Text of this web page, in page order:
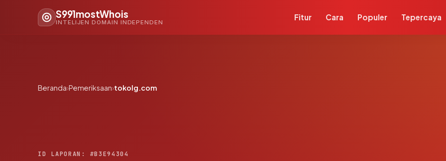
S991mostWhois
INTELIJEN DOMAIN INDEPENDEN
Fitur Cara Populer Tepercaya
Beranda›Pemeriksaan›tokolg.com
ID LAPORAN: #B3E94304